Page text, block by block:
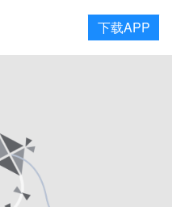
下载APP